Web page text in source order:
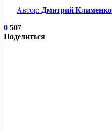
Автор: Дмитрий Клименко
0 507
Поделиться